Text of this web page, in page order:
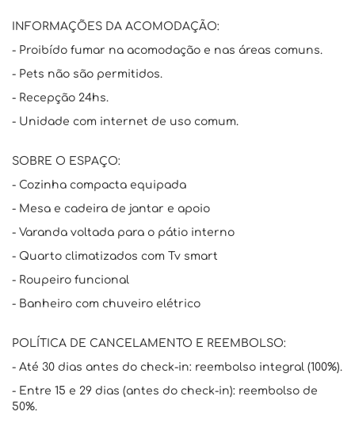
INFORMAÇÕES DA ACOMODAÇÃO:
- Proibído fumar na acomodação e nas áreas comuns.
- Pets não são permitidos.
- Recepção 24hs.
- Unidade com internet de uso comum.
SOBRE O ESPAÇO:
- Cozinha compacta equipada
- Mesa e cadeira de jantar e apoio
- Varanda voltada para o pátio interno
- Quarto climatizados com Tv smart
- Roupeiro funcional
- Banheiro com chuveiro elétrico
POLÍTICA DE CANCELAMENTO E REEMBOLSO:
- Até 30 dias antes do check-in: reembolso integral (100%).
- Entre 15 e 29 dias (antes do check-in): reembolso de
50%.